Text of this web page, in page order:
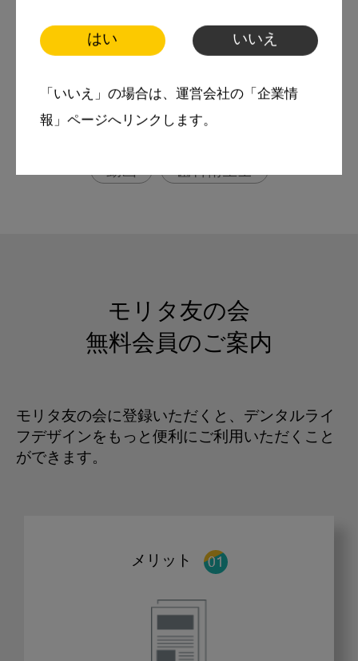
はい いいえ
「いいえ」の場合は、運営会社の「企業情
報」ページへリンクします。
側遠心面編】
お悩み相談室
動画 歯科衛生士
モリタ友の会
無料会員のご案内
モリタ友の会に登録いただくと、デンタルライ
フデザインをもっと便利にご利用いただくこと
ができます。
メリット